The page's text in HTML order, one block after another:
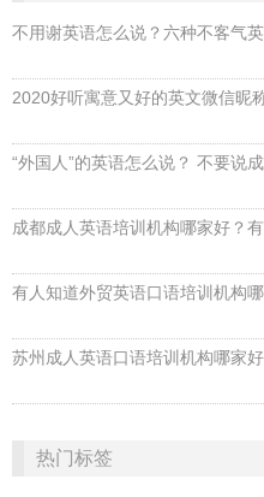
不用谢英语怎么说？六种不客气英
2020好听寓意又好的英文微信昵
“外国人”的英语怎么说？ 不要说成
成都成人英语培训机构哪家好？
苏州成人英语口语培训机构哪家
热门标签